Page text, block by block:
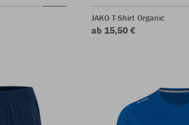
JAKO T-Shirt Organic
ab 15,50 €